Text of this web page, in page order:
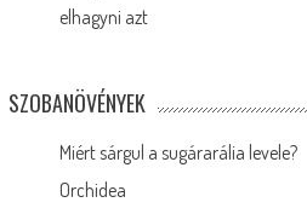
elhagyni azt
SZOBANÖVÉNYEK
Miért sárgul a sugárarália levele?
Orchidea